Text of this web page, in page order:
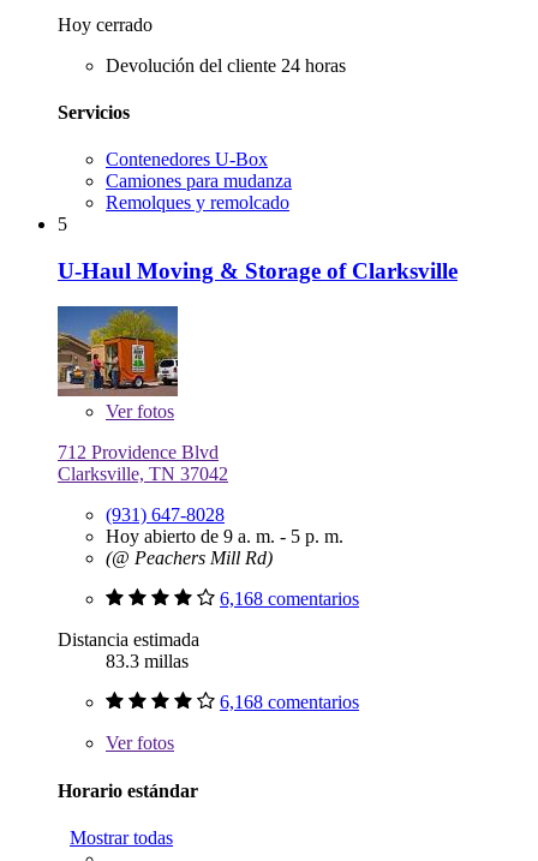
Hoy cerrado
Devolución del cliente 24 horas
Servicios
Contenedores U-Box
Camiones para mudanza
Remolques y remolcado
5
U-Haul Moving & Storage of Clarksville
Verfotos
712 Providence Blvd
Clarksville, TN 37042
(931) 647-8028
Hoy abierto de 9 a. m. - 5 p. m.
(@ Peachers Mill Rd)
6,168 comentarios
Distancia estimada
83.3 millas
6,168 comentarios
Verfotos
Horario estándar
Mostrar todas